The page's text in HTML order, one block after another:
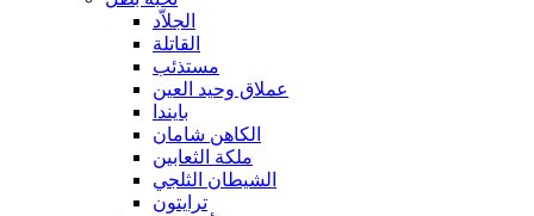
الجلاّد
القاتلة
مستذئب
عملاق وحيد العين
بايندا
الكاهن شامان
ملكة الثعابين
الشيطان الثلجي
ترايتون